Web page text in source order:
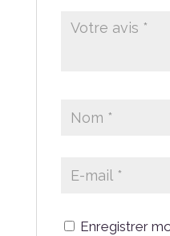
Enregistrer